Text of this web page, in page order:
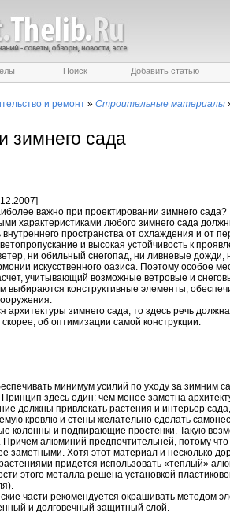
Поиск Добавить статью
и ремонт » Строительные материалы
зимнего сада
важно при проектировании зимнего сада?
характеристиками любого зимнего сада
пространства от охлаждения и от
и высокая устойчивость к
ни обильный снегопад, ни ливневые
искусственного оазиса. Поэтому особое
учитывающий возможные ветровые и
выбираются конструктивные элементы,
архитектуры зимнего сада, то здесь речь
об оптимизации самой конструкции.
минимум усилий по уходу за зимним
здесь один: чем менее заметна
должны привлекать растения и интерьер
кровлю и стены желательно сделать
колонны и подпирающие простенки. Такую
алюминий предпочтительней, потому
заметными. Хотя этот материал и несколько
придется использовать «теплый»
этого металла решена установкой
части рекомендуется окрашивать методом
и долговечный защитный слой.